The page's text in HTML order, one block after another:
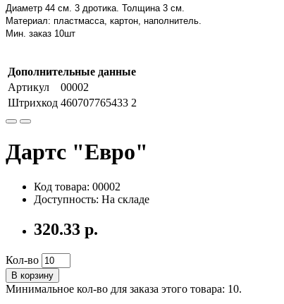
Диаметр 44 см. 3 дротика. Толщина 3 см.
Материал: пластмасса, картон, наполнитель.
Мин. заказ 10шт
Дополнительные данные
Артикул
00002
Штрихкод 460707765433 2
Дартс "Евро"
Код товара: 00002
Доступность: На складе
320.33 р.
Кол-во
В корзину
Минимальное кол-во для заказа этого товара: 10.